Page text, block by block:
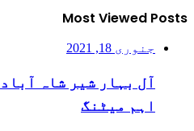
Most Viewed Posts
جنوری 18, 2021
آل بہار شیر شاہ
اہم میٹنگ